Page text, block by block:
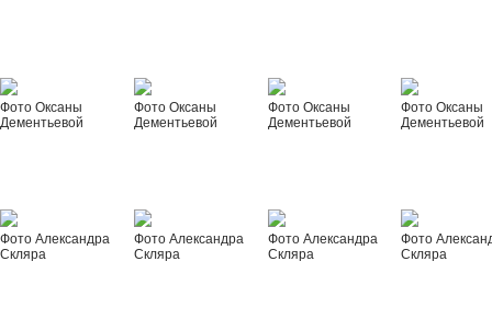
Фото Оксаны
Дементьевой
Фото Оксаны
Дементьевой
Фото Оксаны
Дементьевой
Фото Оксаны
Дементьевой
Фото Александра
Скляра
Фото Александра
Скляра
Фото Александра
Скляра
Фото
Скляра